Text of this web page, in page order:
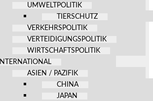
UMWELTPOLITIK
TIERSCHUTZ
VERKEHRSPOLITIK
VERTEIDIGUNGSPOLITIK
WIRTSCHAFTSPOLITIK
INTERNATIONAL
ASIEN / PAZIFIK
CHINA
JAPAN